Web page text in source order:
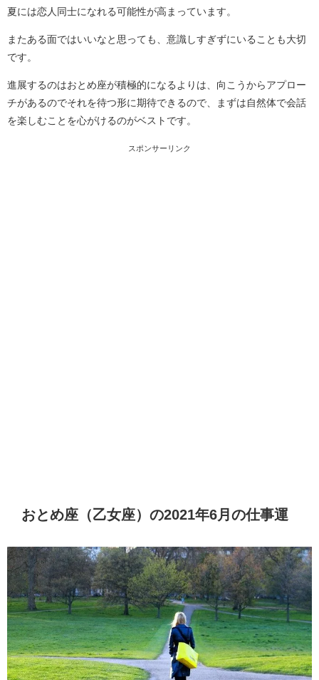
夏には恋人同士になれる可能性が高まっています。
またある面ではいいなと思っても、意識しすぎずにいることも大切
です。
進展するのはおとめ座が積極的になるよりは、向こうからアプロー
チがあるのでそれを待つ形に期待できるので、まずは自然体で会話
を楽しむことを心がけるのがベストです。
スポンサーリンク
おとめ座（乙女座）の2021年6月の仕事運